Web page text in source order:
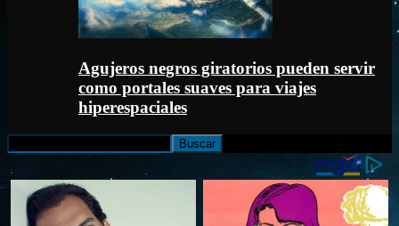
Agujeros negros giratorios pueden servir
como portales suaves para viajes
hiperespaciales